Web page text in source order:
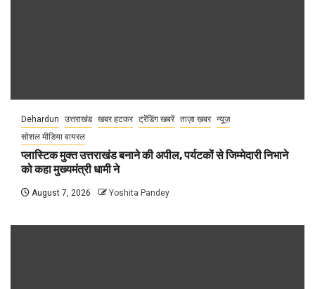
Dehardun उत्तराखंड खबर हटकर ट्रेंडिंग खबरें ताज़ा ख़बर न्यूज़
सोशल मीडिया वायरल
प्लास्टिक मुक्त उत्तराखंड बनाने की अपील, पर्यटकों से जिम्मेदारी निभाने
को कहा मुख्यमंत्री धामी ने
August 7, 2026 Yoshita Pandey